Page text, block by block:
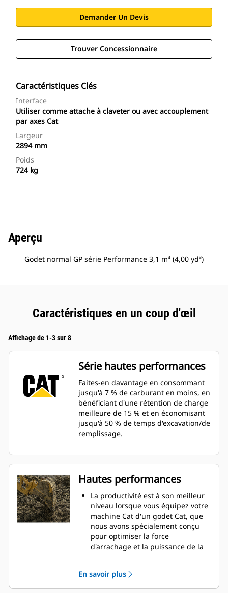
Demander Un Devis
Trouver Concessionnaire
Caractéristiques Clés
Interface
Utiliser comme attache à claveter ou avec accouplement
par axes Cat
Largeur
2894 mm
Poids
724 kg
Aperçu
Godet normal GP série Performance 3,1 m³ (4,00 yd³)
Caractéristiques en un coup d'œil
Affichage de 1-3 sur 8
Série hautes performances
Faites-en davantage en consommant
jusqu'à 7 % de carburant en moins, en
bénéficiant d'une rétention de charge
meilleure de 15 % et en économisant
jusqu'à 50 % de temps d'excavation/de
remplissage.
Hautes performances
La productivité est à son meilleur
niveau lorsque vous équipez votre
machine Cat d'un godet Cat, que
nous avons spécialement conçu
pour optimiser la force
d'arrachage et la puissance de la
double améliore le flux des
matières dans le godet. Le
En savoir plus